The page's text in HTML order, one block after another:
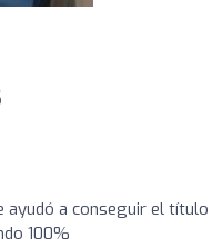
a conseguir el
100%